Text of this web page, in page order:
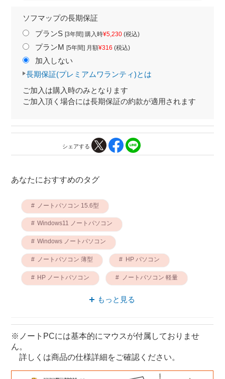
ソフマップの長期保証
プランS [3年間] 購入時¥5,230(税込)
プランM [5年間] 月額¥316 (税込)
加入しない
長期保証(プレミアムワランティ)とは
ご加入は購入時のみとなります
ご加入頂く場合には長期保証の約款が適用されます
シェアする
あなたにおすすめのタグ
ノートパソコン 15.6型
Windows11 ノートパソコン
Windows ノートパソコン
ノートパソコン 薄型 HP パソコン
HP ノートパソコン ノートパソコン 軽量
薄型 Windows11
もっと見る
※ノートPCには基本的にマウスが付属しておりませ
ん。
詳しくは商品の仕様詳細をご確認ください。